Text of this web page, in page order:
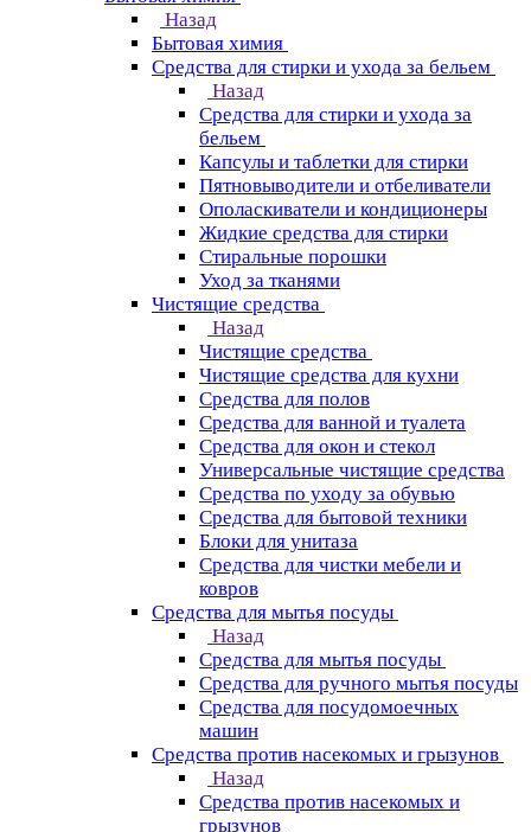
Назад
Бытовая химия
Средства для стирки и ухода за бельем
Назад
Средства для стирки и ухода за
бельем
Капсулы и таблетки для стирки
Пятновыводители и отбеливатели
Ополаскиватели и кондиционеры
Жидкие средства для стирки
Стиральные порошки
Уход за тканями
Чистящие средства
Назад
Чистящие средства
Чистящие средства для кухни
Средства для полов
Средства для ванной и туалета
Средства для окон и стекол
Универсальные чистящие средства
Средства по уходу за обувью
Средства для бытовой техники
Блоки для унитаза
Средства для чистки мебели и
ковров
Средства для мытья посуды
Назад
Средства для мытья посуды
Средства для ручного мытья посуды
Средства для посудомоечных
машин
Средства против насекомых и грызунов
Назад
Средства против насекомых и
грызунов